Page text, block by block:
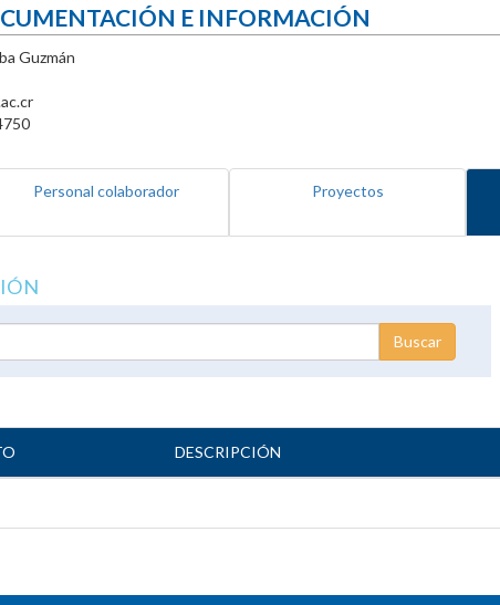
E INFORMACIÓN
Guzmán
Personal colaborador Proyectos
DESCRIPCIÓN